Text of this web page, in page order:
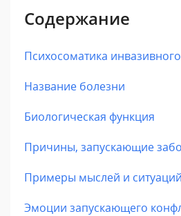
Содержание
Психосоматика
Название болезни
Биологическая функция
Причины, запускающие
Примеры мыслей и ситуаций
Эмоции запускающего